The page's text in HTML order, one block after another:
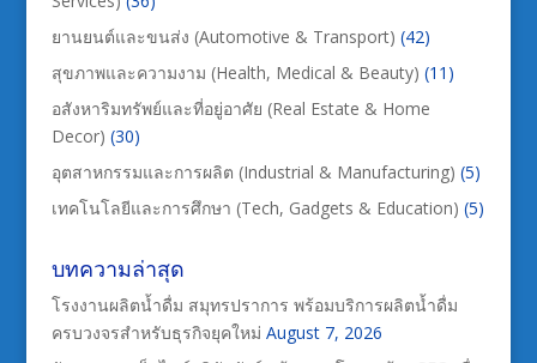
ยานยนต์และขนส่ง (Automotive & Transport) (42)
สุขภาพและความงาม (Health, Medical & Beauty) (11)
อสังหาริมทรัพย์และที่อยู่อาศัย (Real Estate & Home
Decor) (30)
อุตสาหกรรมและการผลิต (Industrial & Manufacturing) (5)
เทคโนโลยีและการศึกษา (Tech, Gadgets & Education) (5)
บทความล่าสุด
โรงงานผลิตน้ำดื่ม สมุทรปราการ พร้อมบริการผลิตน้ำดื่ม
ครบวงจรสำหรับธุรกิจยุคใหม่ August 7, 2026